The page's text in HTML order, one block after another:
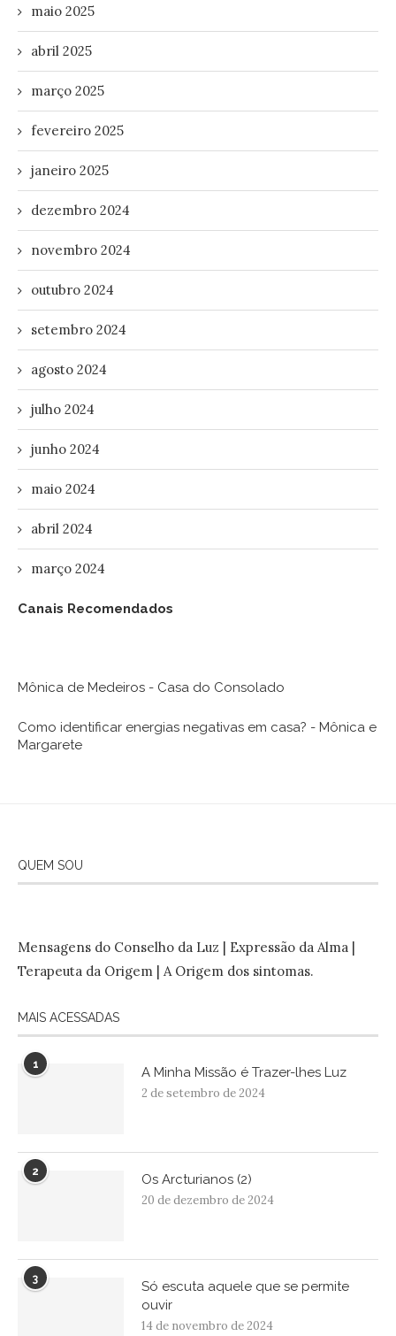
maio 2025
abril 2025
março 2025
fevereiro 2025
janeiro 2025
dezembro 2024
novembro 2024
outubro 2024
setembro 2024
agosto 2024
julho 2024
junho 2024
maio 2024
abril 2024
março 2024
Canais Recomendados
Mônica de Medeiros - Casa do Consolado
Como identificar energias negativas em casa? - Mônica e
Margarete
QUEM SOU
Mensagens do Conselho da Luz | Expressão da Alma |
Terapeuta da Origem | A Origem dos sintomas.
MAIS ACESSADAS
1 A Minha Missão é Trazer-lhes Luz
2 de setembro de 2024
2 Os Arcturianos (2)
20 de dezembro de 2024
3
Só escuta aquele que se permite
ouvir
14 de novembro de 2024